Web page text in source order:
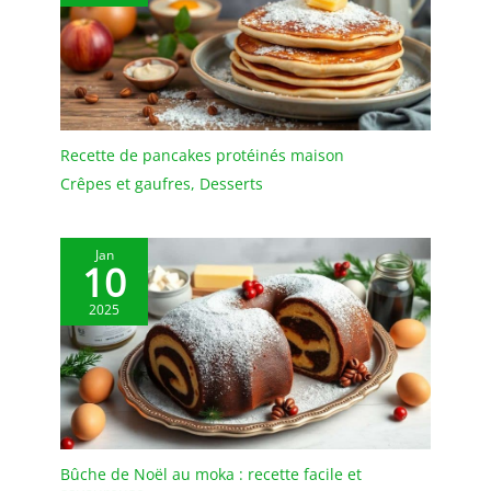
fabriquer du savon, des
bougies parfumées, des
bijoux en résine ou des
décorations en argile. Ils
répondent ainsi aux
exigences les plus
diverses en matière de
pâtisserie, de travaux
PARFAIT】 Ces formes en
cœur sont idéales pour
rendre les fêtes spéciales
et exprimer des
sentiments. Parfait pour
la Saint-Valentin, la fête
des mères, les
anniversaires et d'autres
occasions, pour créer des
attentions personnelles
comme des pralines
dans un carton de
qualité, ce plateau
rectangulaire se
montrera suffisamment
ferme en main pour
éviter une chute des
produits lors de
des convives et invités
généralement
recommandés pour les
traiteurs mais peuvent
aussi être utilisés dans
des boulangeries pour la
présentation de quiches,
tartes ou encore paninis
en vitrine. Finement
recouverts d'une
pellicule, nos plats
traiteur en carton sont
Recette de pancakes protéinés maison
Crêpes et gaufres, Desserts
Jan
10
2025
Bûche de Noël au moka : recette facile et